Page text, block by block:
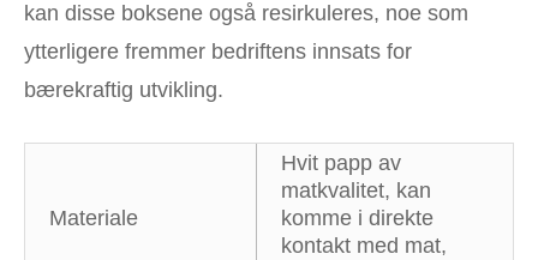
kan disse boksene også resirkuleres, noe som
ytterligere fremmer bedriftens innsats for
bærekraftig utvikling.
Materiale
Hvit papp av
matkvalitet, kan
komme i direkte
kontakt med mat,